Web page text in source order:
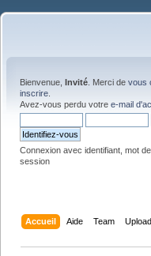
Bienvenue, Invité . Merci de vous
inscrire
Avez-vous perdu votre e-mail
Connexion avec identifiant, mot
session
Accueil Aide Team Upload